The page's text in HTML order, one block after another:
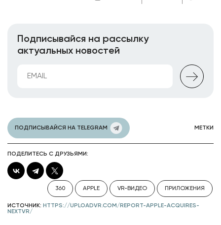
Подписывайся на рассылку
актуальных новостей
ПОДПИСЫВАЙСЯ НА TELEGRAM МЕТКИ
ПОДЕЛИТЕСЬ С ДРУЗЬЯМИ:
360 APPLE VR-ВИДЕО ПРИЛОЖЕНИЯ
ИСТОЧНИК: HTTPS://UPLOADVR.COM/REPORT-APPLE-ACQUIRES-
NEXTVR/